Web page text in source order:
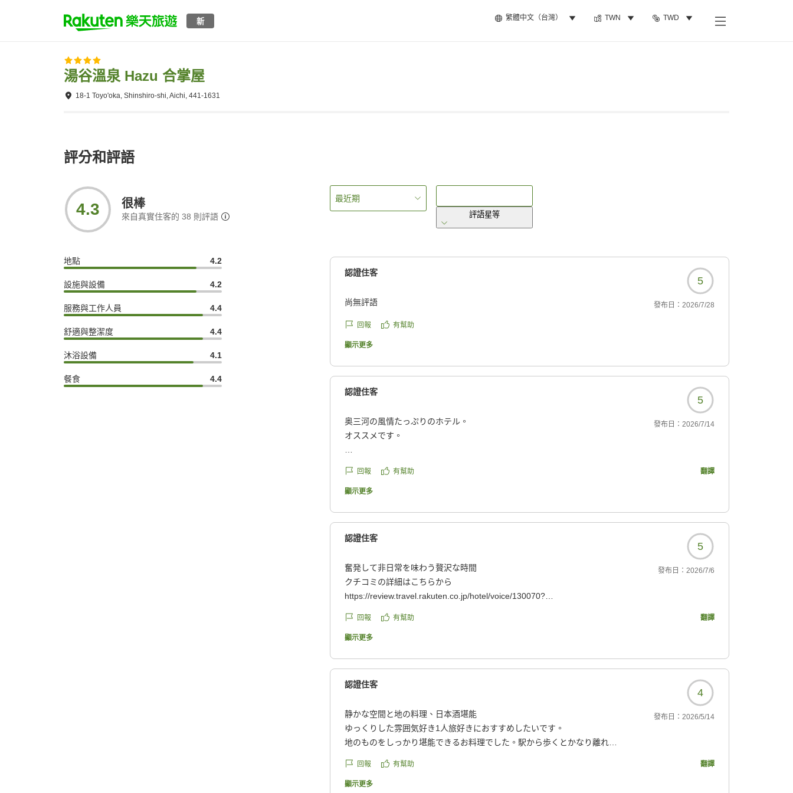
新 繁體中文（台灣） TWN TWD
湯谷溫泉 Hazu 合掌屋
18-1 Toyo'oka, Shinshiro-shi, Aichi, 441-1631
評分和評語
4.3 很棒
來自真實住客的 38 則評語
地點 4.2
設施與設備 4.2
服務與工作人員 4.4
舒適與整潔度 4.4
沐浴設備 4.1
餐食 4.4
最近期
評語星等
認證住客
5
尚無評語 發布日： 2026/7/28
回報 有幫助
顯示更多
認證住客
5
奥三河の風情たっぷりのホテル。
オススメです。
https://review.travel.rakuten.co.jp/hotel/voice/130070?
reviewId=33123478105998
發布日： 2026/7/14
回報 有幫助 翻譯
顯示更多
認證住客
5
奮発して非日常を味わう贅沢な時間
クチコミの詳細はこちらから
https://review.travel.rakuten.co.jp/hotel/voice/130070?
發布日： 2026/7/6
回報 有幫助 翻譯
顯示更多
認證住客
4
静かな空間と地の料理、日本酒堪能
ゆっくりした雰囲気好き1人旅好きにおすすめしたいです。
地のものをしっかり堪能できるお料理でした。駅から歩くとかなり離れて
ぱいになります。
日本酒も色々な酒蔵さんのラインナップを揃えていて飲み比べ(おまかせ)
發布日： 2026/5/14
回報 有幫助 翻譯
顯示更多